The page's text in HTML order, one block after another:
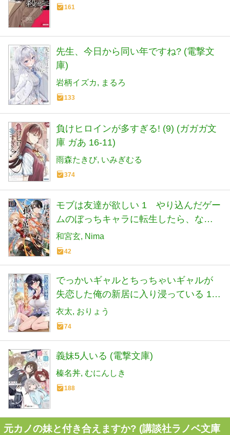
161
先生、今日から同い年ですね? (電撃文
庫)
岩柄イズカ まるろ
133
負けヒロインが多すぎる! (9) (ガガガ文
庫 ガあ 16-11)
雨森たきび いみぎむる
374
モブは友達が欲しい 1 やり込んだゲー
ムのぼっちキャラに転生したら、なぜ
か学院で孤高の英雄になってしまった
(HJ文庫 わ 07-01-01)
和宮玄 Nima
42
でっかいギャルとちっちゃいギャルが
失恋した俺の新居に入り浸っている 1
(HJ文庫 き 05-01-01)
衣太 おりょう
74
義妹5人いる (電撃文庫)
榛名丼 むにんしき
188
元カノの妹と付き合えますか? (講談社ラノベ文庫